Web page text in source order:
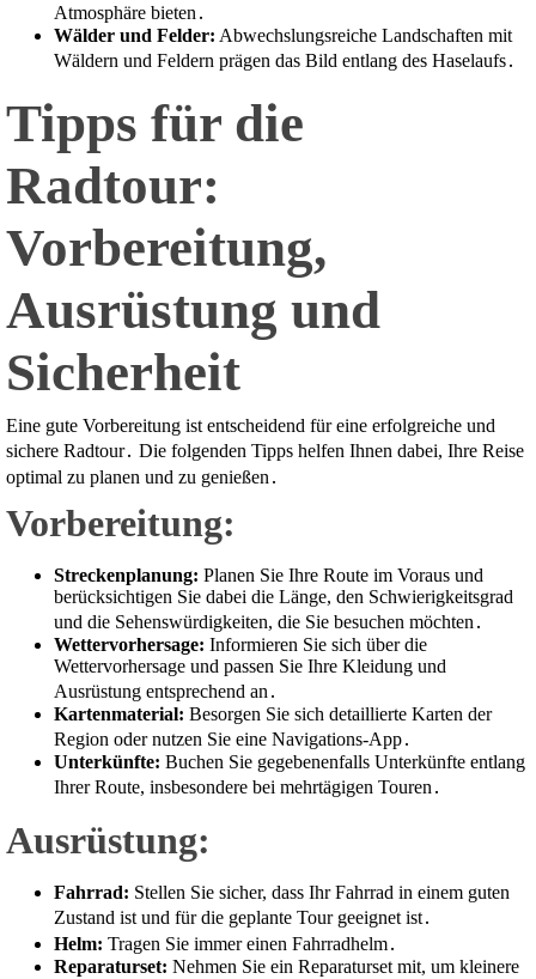
Atmosphäre bieten․
Wälder und Felder: Abwechslungsreiche Landschaften mit
Wäldern und Feldern prägen das Bild entlang des Haselaufs․
Tipps für die
Radtour:
Vorbereitung,
Ausrüstung und
Sicherheit
Eine gute Vorbereitung ist entscheidend für eine erfolgreiche und
sichere Radtour․ Die folgenden Tipps helfen Ihnen dabei, Ihre Reise
optimal zu planen und zu genießen․
Vorbereitung:
Streckenplanung: Planen Sie Ihre Route im Voraus und
berücksichtigen Sie dabei die Länge, den Schwierigkeitsgrad
und die Sehenswürdigkeiten, die Sie besuchen möchten․
Wettervorhersage: Informieren Sie sich über die
Wettervorhersage und passen Sie Ihre Kleidung und
Ausrüstung entsprechend an․
Kartenmaterial: Besorgen Sie sich detaillierte Karten der
Region oder nutzen Sie eine Navigations-App․
Unterkünfte: Buchen Sie gegebenenfalls Unterkünfte entlang
Ihrer Route, insbesondere bei mehrtägigen Touren․
Ausrüstung:
Fahrrad: Stellen Sie sicher, dass Ihr Fahrrad in einem guten
Zustand ist und für die geplante Tour geeignet ist․
Helm: Tragen Sie immer einen Fahrradhelm․
Reparaturset: Nehmen Sie ein Reparaturset mit, um kleinere